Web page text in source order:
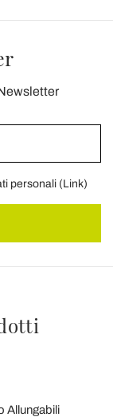
personali (Link)
Allungabili